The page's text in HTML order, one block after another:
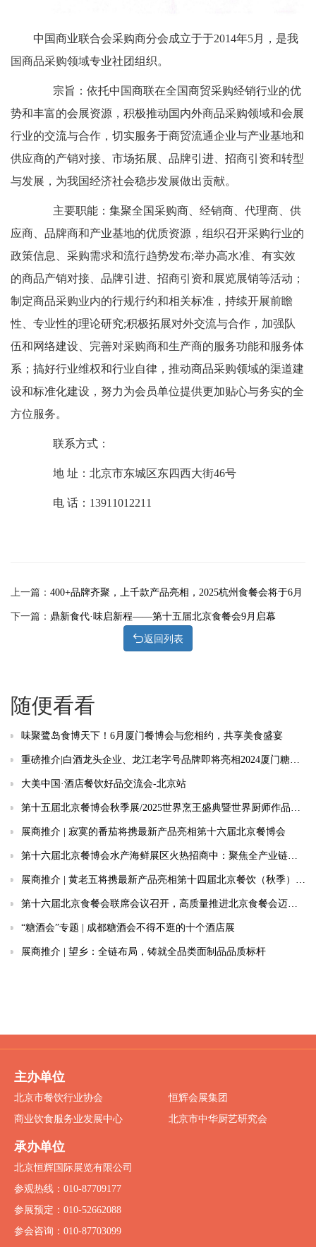
中国商业联合会采购商分会成立于于2014年5月，是我
国商品采购领域专业社团组织。
宗旨：依托中国商联在全国商贸采购经销行业的优
势和丰富的会展资源，积极推动国内外商品采购领域和会展
行业的交流与合作，切实服务于商贸流通企业与产业基地和
供应商的产销对接、市场拓展、品牌引进、招商引资和转型
与发展，为我国经济社会稳步发展做出贡献。
主要职能：集聚全国采购商、经销商、代理商、供
应商、品牌商和产业基地的优质资源，组织召开采购行业的
政策信息、采购需求和流行趋势发布;举办高水准、有实效
的商品产销对接、品牌引进、招商引资和展览展销等活动；
制定商品采购业内的行规行约和相关标准，持续开展前瞻
性、专业性的理论研究;积极拓展对外交流与合作，加强队
伍和网络建设、完善对采购商和生产商的服务功能和服务体
系；搞好行业维权和行业自律，推动商品采购领域的渠道建
设和标准化建设，努力为会员单位提供更加贴心与务实的全
方位服务。
联系方式：
地 址：北京市东城区东四西大街46号
电 话：13911012211
上一篇： 400+品牌齐聚，上千款产品亮相，2025杭州食餐会将于6月
下一篇： 鼎新食代·味启新程——第十五届北京食餐会9月启幕
返回列表
随便看看
味聚鹭岛食博天下！6月厦门餐博会与您相约，共享美食盛宴
重磅推介|白酒龙头企业、龙江老字号品牌即将亮相2024厦门糖酒会
大美中国·酒店餐饮好品交流会-北京站
第十五届北京餐博会秋季展/2025世界烹王盛典暨世界厨师作品交流展招商全面启动
展商推介 | 寂寞的番茄将携最新产品亮相第十六届北京餐博会
第十六届北京餐博会水产海鲜展区火热招商中：聚焦全产业链盛会，掘金万亿水产市场
展商推介 | 黄老五将携最新产品亮相第十四届北京餐饮（秋季）博览会
第十六届北京食餐会联席会议召开，高质量推进北京食餐会迈上新台阶
“糖酒会”专题 | 成都糖酒会不得不逛的十个酒店展
展商推介 | 望乡：全链布局，铸就全品类面制品品质标杆
主办单位
北京市餐饮行业协会
恒辉会展集团
商业饮食服务业发展中心
北京市中华厨艺研究会
承办单位
北京恒辉国际展览有限公司
参观热线：010-87709177
参展预定：010-52662088
参会咨询：010-87703099